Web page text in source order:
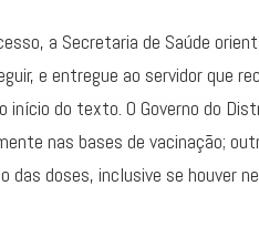
a Secretaria de Saúde
e entregue ao servidor que
início do texto. O Governo do
nas bases de vacinação;
doses, inclusive se houver